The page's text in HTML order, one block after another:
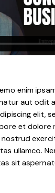
enim
aut odit
elit,
et dolore
nostrud
ullamco.
sit